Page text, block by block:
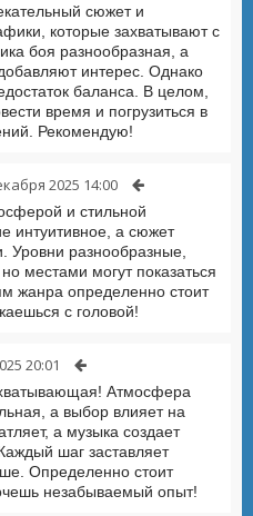
сюжет и
которые захватывают с
боя разнообразная, а
интерес. Однако
баланса. В целом,
время и погрузиться в
Рекомендую!
2025 14:00
и стильной
интуитивное, а сюжет
Уровни разнообразные,
местами могут показаться
жанра определенно стоит
с головой!
20:01
Атмосфера
а выбор влияет на
а музыка создает
шаг заставляет
Определенно стоит
незабываемый опыт!